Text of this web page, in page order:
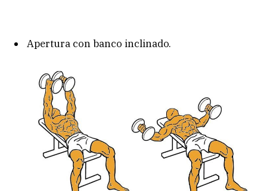
Apertura con banco inclinado.